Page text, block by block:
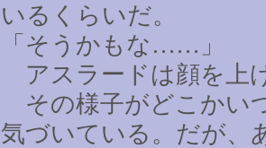
いるくらいだ。
「そうかもな …… 」
アスラードは顔を上
その様子がどこかい
気づいている。だが、